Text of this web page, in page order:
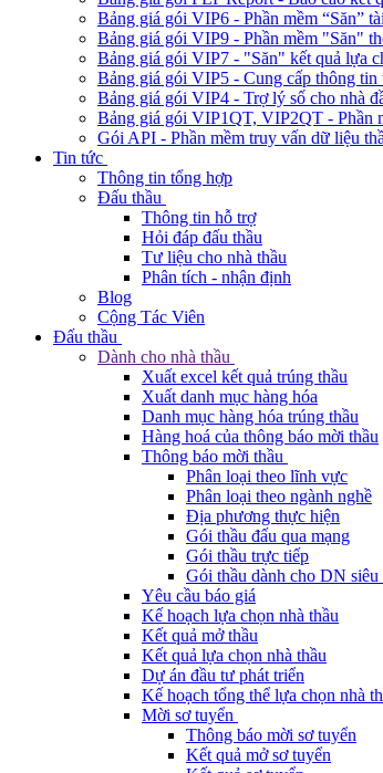
Bảng giá gói VIP6 - Phần mềm “Săn”
Bảng giá gói VIP9 - Phần mềm "Săn"
Bảng giá gói VIP7 - "Săn" kết quả lựa
Bảng giá gói VIP5 - Cung cấp thông
Bảng giá gói VIP4 - Trợ lý số cho nhà
Bảng giá gói VIP1QT, VIP2QT - Phần
Gói API - Phần mềm truy vấn dữ liệu
Tin tức
Thông tin tổng hợp
Đấu thầu
Thông tin hỗ trợ
Hỏi đáp đấu thầu
Tư liệu cho nhà thầu
Phân tích - nhận định
Blog
Cộng Tác Viên
Đấu thầu
Dành cho nhà thầu
Xuất excel kết quả trúng thầu
Xuất danh mục hàng hóa
Danh mục hàng hóa trúng thầu
Hàng hoá của thông báo mời thầu
Thông báo mời thầu
Phân loại theo lĩnh vực
Phân loại theo ngành nghề
Địa phương thực hiện
Gói thầu đấu qua mạng
Gói thầu trực tiếp
Gói thầu dành cho DN siêu
Yêu cầu báo giá
Kế hoạch lựa chọn nhà thầu
Kết quả mở thầu
Kết quả lựa chọn nhà thầu
Dự án đầu tư phát triển
Kế hoạch tổng thể lựa chọn nhà
Mời sơ tuyển
Thông báo mời sơ tuyển
Kết quả mở sơ tuyển